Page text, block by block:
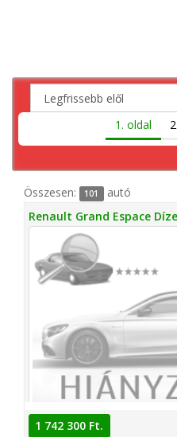
1. oldal
Összesen: 101
autó
Renault Grand Espace
1 742 300 Ft.